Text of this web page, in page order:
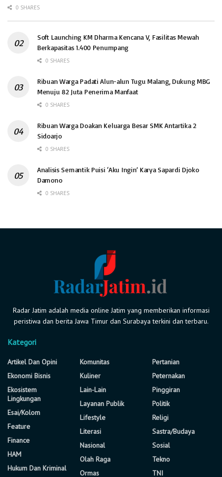
0 SHARES
Soft Launching KM Dharma Kencana V, Fasilitas Mewah
Berkapasitas 1.400 Penumpang
0 SHARES
Ribuan Warga Padati Alun-alun Tugu Malang, Dukung MBG
Menuju 82 Juta Penerima Manfaat
0 SHARES
Ribuan Warga Doakan Keluarga Besar SMK Antartika 2
Sidoarjo
0 SHARES
Analisis Semantik Puisi ‘Aku Ingin’ Karya Sapardi Djoko
Damono
0 SHARES
Radar Jatim adalah media online Jatim yang memberikan informasi
peristiwa dan berita Jawa Timur dan Surabaya terkini dan terbaru.
Kategori
Artikel Dan Opini
Ekonomi Bisnis
Ekosistem
Lingkungan
Esai/Kolom
Feature
Finance
HAM
Hukum Dan Kriminal
Komunitas
Kuliner
Lain-Lain
Layanan Publik
Lifestyle
Literasi
Nasional
Olah Raga
Ormas
Pertanian
Peternakan
Pinggiran
Politik
Religi
Sastra/Budaya
Sosial
Tekno
TNI